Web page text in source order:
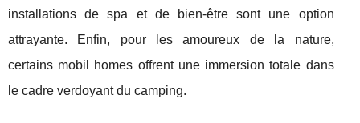
installations de spa et de bien-être sont une option
attrayante. Enfin, pour les amoureux de la nature,
certains mobil homes offrent une immersion totale dans
le cadre verdoyant du camping.